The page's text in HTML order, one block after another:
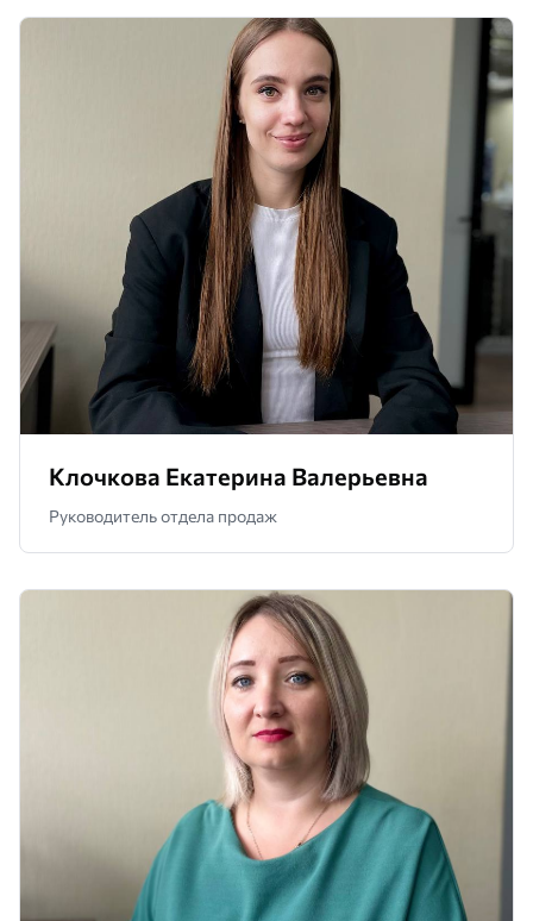
Клочкова Екатерина Валерьевна
Руководитель отдела продаж